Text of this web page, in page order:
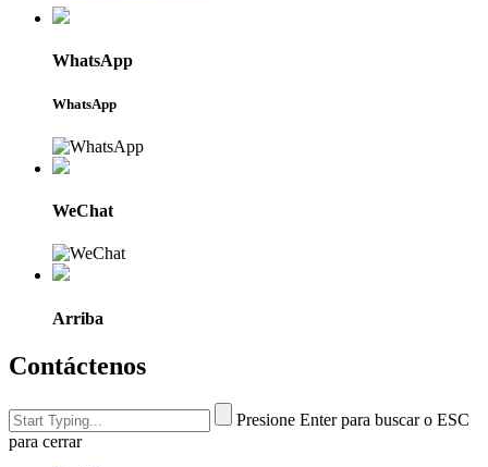
WhatsApp
WhatsApp
WeChat
Arriba
Contáctenos
Presione Enter para buscar o ESC
para cerrar